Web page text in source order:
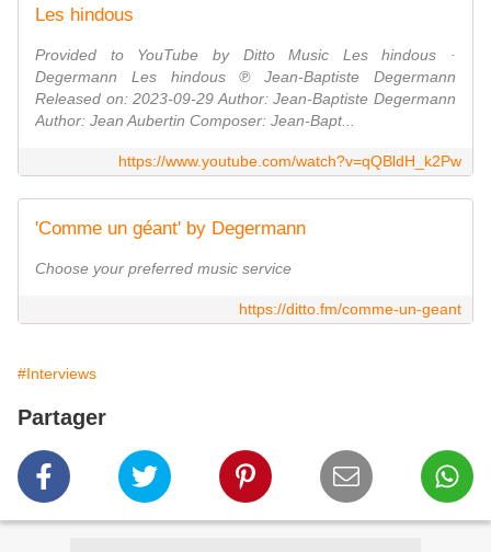
Les hindous
Provided to YouTube by Ditto Music Les hindous ·
Degermann Les hindous ℗ Jean-Baptiste Degermann
Released on: 2023-09-29 Author: Jean-Baptiste Degermann
Author: Jean Aubertin Composer: Jean-Bapt...
https://www.youtube.com/watch?v=qQBldH_k2Pw
'Comme un géant' by Degermann
Choose your preferred music service
https://ditto.fm/comme-un-geant
#Interviews
Partager